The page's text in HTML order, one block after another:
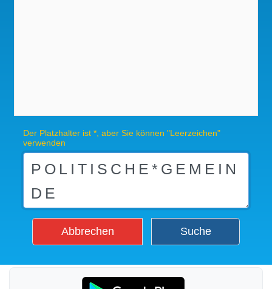
Der Platzhalter ist *, aber Sie können "Leerzeichen"
verwenden
Abbrechen Suche